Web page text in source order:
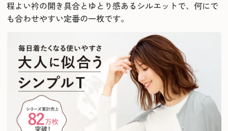
程よい衿の開き具合とゆとり感あるシルエットで、何にで
も合わせやすい定番の一枚です。